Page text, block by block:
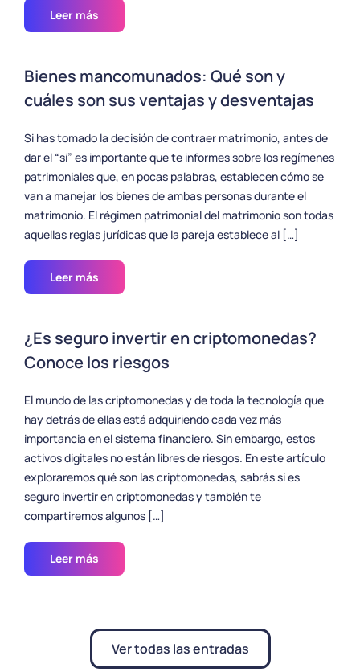
Leer más
Bienes mancomunados: Qué son y
cuáles son sus ventajas y desventajas
Si has tomado la decisión de contraer matrimonio, antes de
dar el “sí” es importante que te informes sobre los regímenes
patrimoniales que, en pocas palabras, establecen cómo se
van a manejar los bienes de ambas personas durante el
matrimonio. El régimen patrimonial del matrimonio son todas
aquellas reglas jurídicas que la pareja establece al […]
Leer más
¿Es seguro invertir en criptomonedas?
Conoce los riesgos
El mundo de las criptomonedas y de toda la tecnología que
hay detrás de ellas está adquiriendo cada vez más
importancia en el sistema financiero. Sin embargo, estos
activos digitales no están libres de riesgos. En este artículo
exploraremos qué son las criptomonedas, sabrás si es
seguro invertir en criptomonedas y también te
compartiremos algunos […]
Leer más
Ver todas las entradas